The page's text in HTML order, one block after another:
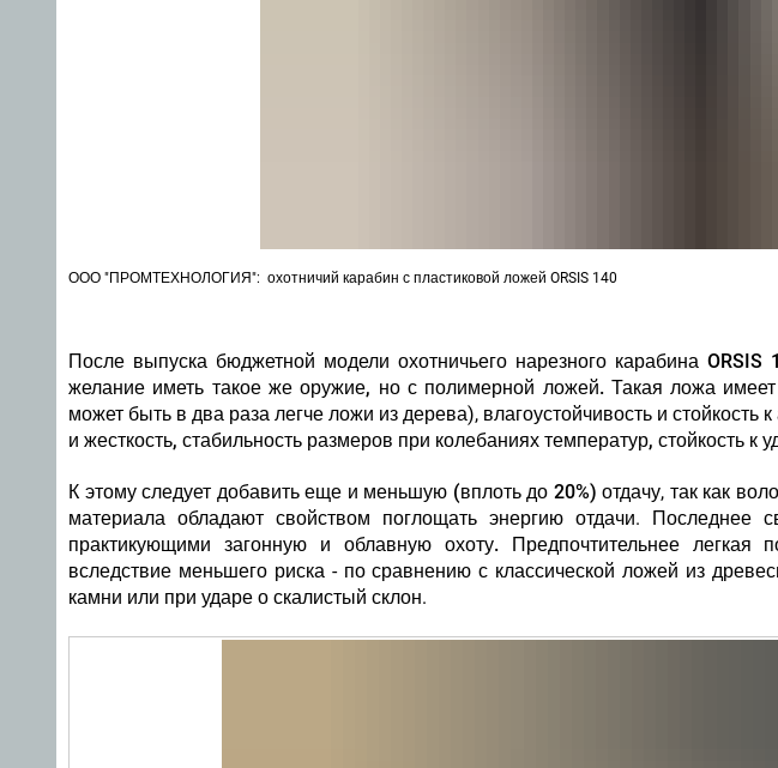
ООО "ПРОМТЕХНОЛОГИЯ": охотничий карабин с пластиковой ложей ORSIS 140
После выпуска бюджетной модели охотничьего нарезного карабина
желание иметь такое же оружие, но с полимерной ложей.Такая ложа
может быть в два раза легче ложи из дерева), влагоустойчивость и
и жесткость, стабильность размеров при колебаниях температур, стойкость к
К этому следует добавить еще и меньшую (вплоть до 20%) отдачу, так как
материала обладают свойством поглощать энергию отдачи. Последнее
практикующими загонную и облавную охоту.Предпочтительнее легкая
вследствие меньшего риска - по сравнению с классической ложей из
камни или при ударе о скалистый склон.